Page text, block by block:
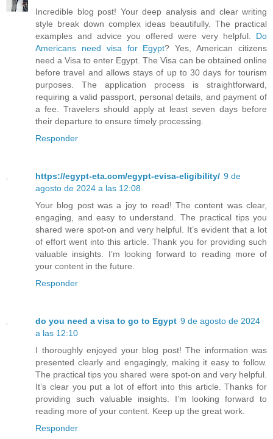
Incredible blog post! Your deep analysis and clear writing
style break down complex ideas beautifully. The practical
examples and advice you offered were very helpful. Do
Americans need visa for Egypt? Yes, American citizens
need a Visa to enter Egypt. The Visa can be obtained online
before travel and allows stays of up to 30 days for tourism
purposes. The application process is straightforward,
requiring a valid passport, personal details, and payment of
a fee. Travelers should apply at least seven days before
their departure to ensure timely processing.
Responder
https://egypt-eta.com/egypt-evisa-eligibility/ 9 de
agosto de 2024 a las 12:08
Your blog post was a joy to read! The content was clear,
engaging, and easy to understand. The practical tips you
shared were spot-on and very helpful. It’s evident that a lot
of effort went into this article. Thank you for providing such
valuable insights. I’m looking forward to reading more of
your content in the future.
Responder
do you need a visa to go to Egypt 9 de agosto de 2024
a las 12:10
I thoroughly enjoyed your blog post! The information was
presented clearly and engagingly, making it easy to follow.
The practical tips you shared were spot-on and very helpful.
It’s clear you put a lot of effort into this article. Thanks for
providing such valuable insights. I’m looking forward to
reading more of your content. Keep up the great work.
Responder